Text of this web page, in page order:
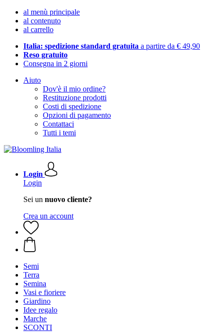
al menù principale
al contenuto
al carrello
Italia: spedizione standard gratuita a partire da € 49,90
Reso gratuito
Consegna in 2 giorni
Aiuto
Dov'è il mio ordine?
Restituzione prodotti
Costi di spedizione
Opzioni di pagamento
Contattaci
Tutti i temi
Login
Login
Sei un nuovo cliente?
Crea un account
Semi
Terra
Semina
Vasi e fioriere
Giardino
Idee regalo
Marche
SCONTI